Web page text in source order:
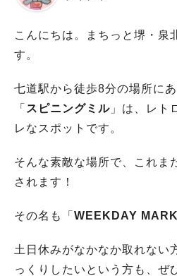
こんにちは。まちっと堺・泉
す。
七道駅から徒歩8分の場所に
「 スピニングミル 」は、レト
レなスポットです。
そんな素敵な場所で、これま
されます！
その名も「 WEEKDAY
土日休みがなかなか取れない
っくりしたいという方も、ぜ